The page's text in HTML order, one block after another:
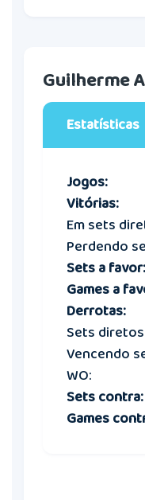
Guilherme
Estatísticas
Jogos:
Vitórias:
Em sets
Perdendo
Sets a favor:
Games a
Derrotas:
Sets
Vencendo
WO:
Sets contra:
Games